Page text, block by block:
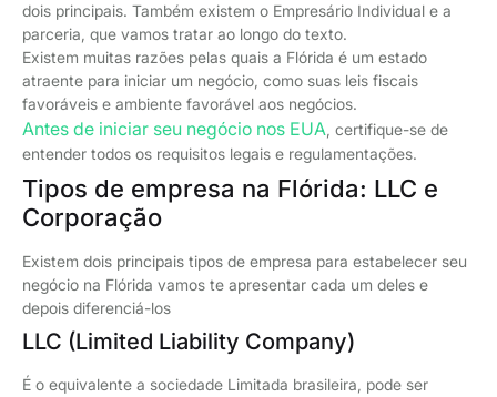
dois principais. Também existem o Empresário Individual e a
parceria, que vamos tratar ao longo do texto.
Existem muitas razões pelas quais a Flórida é um estado
atraente para iniciar um negócio, como suas leis fiscais
favoráveis e ambiente favorável aos negócios.
Antes de iniciar seu negócio nos EUA , certifique-se de
entender todos os requisitos legais e regulamentações.
Tipos de empresa na Flórida: LLC e
Corporação
Existem dois principais tipos de empresa para estabelecer seu
negócio na Flórida vamos te apresentar cada um deles e
depois diferenciá-los
LLC (Limited Liability Company)
É o equivalente a sociedade Limitada brasileira, pode ser